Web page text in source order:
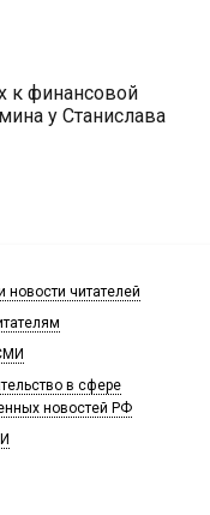
к финансовой
у Станислава
новости читателей
в сфере
новостей РФ